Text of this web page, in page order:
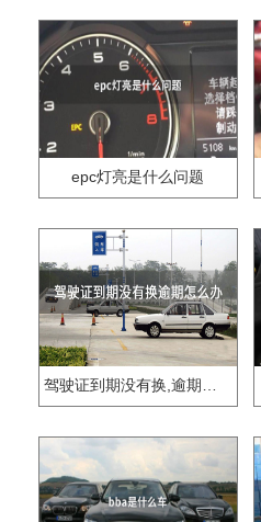
epc灯亮是什么问题
驾驶证到期没有换,逾期怎么办??